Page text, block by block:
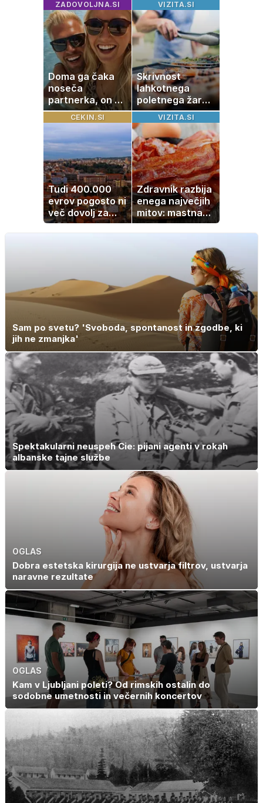
brez peke, ki se
jih vsi veselijo
ZADOVOLJNA.SI
Doma ga čaka
noseča
partnerka, on pa
dopustuje z
drugo
VIZITA.SI
Skrivnost
lahkotnega
poletnega žara,
po katerem ne
boste
potrebovali
popoldanskega
spanca
CEKIN.SI
Tudi 400.000
evrov pogosto ni
več dovolj za
nakup
stanovanja
VIZITA.SI
Zdravnik razbija
enega največjih
mitov: mastna
jetra ne
nastanejo zaradi
slanine, temveč
zaradi živila, ki
ga imamo vsi
radi
Sam po svetu? 'Svoboda, spontanost in zgodbe, ki
jih ne zmanjka'
Spektakularni neuspeh Cie: pijani agenti v rokah
albanske tajne službe
OGLAS
Dobra estetska kirurgija ne ustvarja filtrov, ustvarja
naravne rezultate
OGLAS
Kam v Ljubljani poleti? Od rimskih ostalin do
sodobne umetnosti in večernih koncertov